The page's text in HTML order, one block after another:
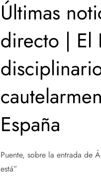
Últimas
directo | El
España
Puente, sobre la entrada de
está”